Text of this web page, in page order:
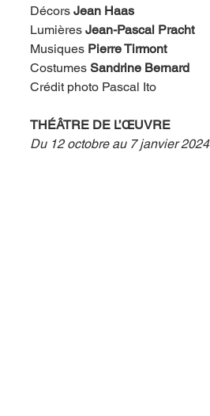
Décors Jean Haas
Lumières Jean-Pascal Pracht
Musiques Pierre Tirmont
Costumes Sandrine Bernard
Crédit photo Pascal Ito
THÉÂTRE DE L’ŒUVRE
Du 12 octobre au 7 janvier 2024